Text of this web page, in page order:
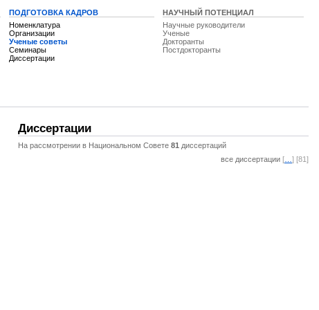
ПОДГОТОВКА КАДРОВ
Номенклатура
Организации
Ученые советы
Семинары
Диссертации
НАУЧНЫЙ ПОТЕНЦИАЛ
Научные руководители
Ученые
Докторанты
Постдокторанты
Диссертации
На рассмотрении в Национальном Совете 81 диссертаций
все диссертации [ ] [81]